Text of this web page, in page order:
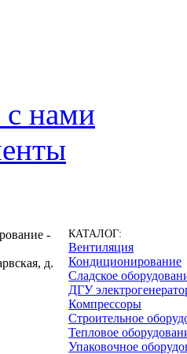
с нами
-
д.
КАТАЛОГ:
Вентиляция
Кондиционирование
Сладское
ДГУ
Компрессоры
Строительное
Тепловое
Упаковочное